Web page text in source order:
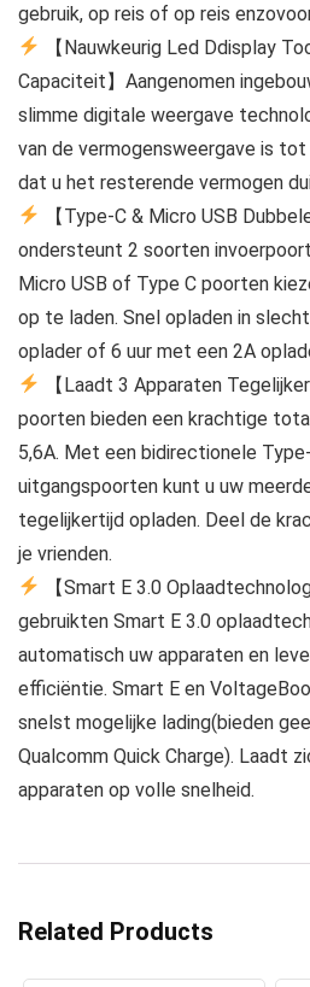
gebruik, op reis of op reis
【Nauwkeurig Led Ddisplay
Capaciteit】Aangenomen
slimme digitale weergave
van de vermogensweergave is
dat u het resterende vermogen
【Type-C & Micro USB
ondersteunt 2 soorten
Micro USB of Type C poorten
op te laden. Snel opladen in
oplader of 6 uur met een 2A
【Laadt 3 Apparaten
poorten bieden een krachtige
5,6A. Met een bidirectionele
uitgangspoorten kunt u uw
tegelijkertijd opladen. Deel de
je vrienden.
【Smart E 3.0
gebruikten Smart E 3.0
automatisch uw apparaten en
efficiëntie. Smart E en
snelst mogelijke lading(bieden
Qualcomm Quick Charge). Laadt
apparaten op volle snelheid.
Related Products